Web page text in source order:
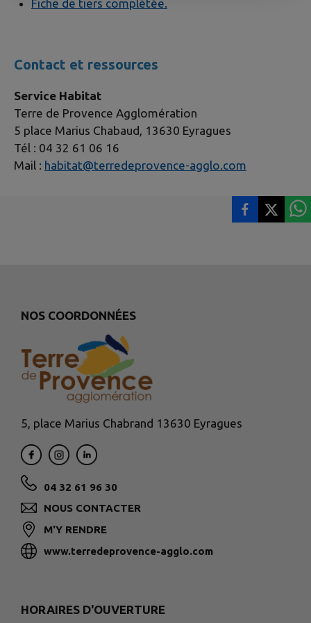
Fiche de tiers complétée.
Contact et ressources
Service Habitat
Terre de Provence Agglomération
5 place Marius Chabaud, 13630 Eyragues
Tél : 04 32 61 06 16
Mail : habitat@terredeprovence-agglo.com
NOS COORDONNÉES
5, place Marius Chabrand 13630 Eyragues
04 32 61 96 30
NOUS CONTACTER
M'Y RENDRE
www.terredeprovence-agglo.com
HORAIRES D'OUVERTURE